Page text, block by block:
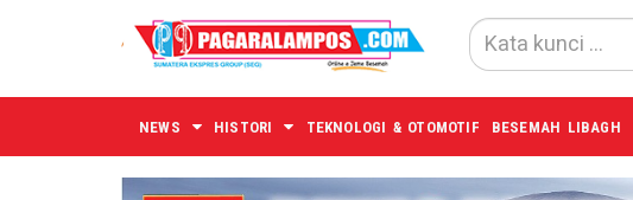
NEWS HISTORI TEKNOLOGI & OTOMOTIF BESEMAH LIBAGH